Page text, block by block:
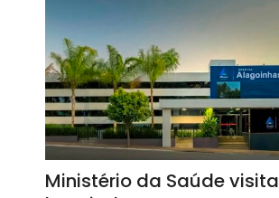
Ministério da Saúde visita